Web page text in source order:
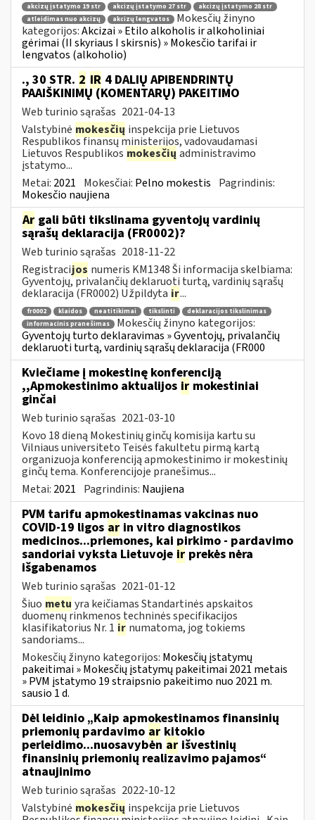
akcizų įstatymo 19 str
akcizų įstatymo 27 str
akcizų įstatymo 28 str
atleidimas nuo akcizų
akcizų lengvatos
Mokesčių žinyno
kategorijos:Akcizai » Etilo alkoholis ir alkoholiniai
gėrimai (II skyriaus I skirsnis) » Mokesčio tarifai ir
lengvatos (alkoholio)
., 30 STR. 2 IR 4 DALIŲ APIBENDRINTŲ
PAAIŠKINIMŲ (KOMENTARŲ) PAKEITIMO
Web turinio sąrašas 2021-04-13
Valstybinė mokesčių inspekcija prie Lietuvos
Respublikos finansų ministerijos, vadovaudamasi
Lietuvos Respublikos mokesčių administravimo
įstatymo...
Metai: 2021 Mokesčiai: Pelno mokestis Pagrindinis:
Mokesčio naujiena
Ar gali būti tikslinama gyventojų vardinių
sąrašų deklaracija (FR0002)?
Web turinio sąrašas 2018-11-22
Registracijos numeris KM1348 Ši informacija skelbiama:
Gyventojų, privalančių deklaruoti turtą, vardinių sąrašų
deklaracija (FR0002) Užpildyta ir...
fr0002 klaidos neatitikimai tikslinti
deklaracijos tikslinimas
informacinis pranešimas
Mokesčių žinyno kategorijos:
Gyventojų turto deklaravimas » Gyventojų, privalančių
deklaruoti turtą, vardinių sąrašų deklaracija (FR000
Kviečiame į mokestinę konferenciją
,,Apmokestinimo aktualijos ir mokestiniai
ginčai
Web turinio sąrašas 2021-03-10
Kovo 18 dieną Mokestinių ginčų komisija kartu su
Vilniaus universiteto Teisės fakultetu pirmą kartą
organizuoja konferenciją apmokestinimo ir mokestinių
ginčų tema. Konferencijoje pranešimus...
Metai: 2021 Pagrindinis: Naujiena
PVM tarifu apmokestinamas vakcinas nuo
COVID-19 ligos ar in vitro diagnostikos
medicinos...priemones, kai pirkimo - pardavimo
sandoriai vyksta Lietuvoje ir prekės nėra
išgabenamos
Web turinio sąrašas 2021-01-12
Šiuo metu yra keičiamas Standartinės apskaitos
duomenų rinkmenos techninės specifikacijos
klasifikatorius Nr. 1 ir numatoma, jog tokiems
sandoriams...
Mokesčių žinyno kategorijos: Mokesčių įstatymų
pakeitimai » Mokesčių įstatymų pakeitimai 2021 metais
» PVM įstatymo 19 straipsnio pakeitimo nuo 2021 m.
sausio 1 d.
Dėl leidinio „Kaip apmokestinamos finansinių
priemonių pardavimo ar kitokio
perleidimo...nuosavybėn ar išvestinių
finansinių priemonių realizavimo pajamos“
atnaujinimo
Web turinio sąrašas 2022-10-12
Valstybinė mokesčių inspekcija prie Lietuvos